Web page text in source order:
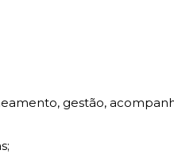
gestão,